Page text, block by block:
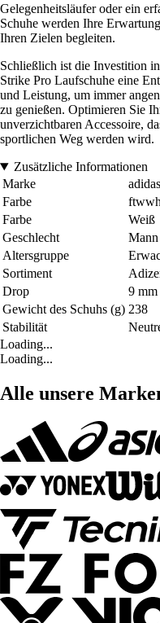
Gelegenheitsläufer oder ein
Schuhe werden Ihre
Ihren Zielen begleiten.
Schließlich ist die Investition
Strike Pro Laufschuhe eine
und Leistung, um immer
zu genießen. Optimieren Sie
unverzichtbaren Accessoire,
sportlichen Weg werden wird.
Zusätzliche Informationen
Marke
adidas
Farbe
Farbe
Weiß
Geschlecht
Mann
Altersgruppe
Sortiment
Drop
9 mm
Gewicht des Schuhs (g) 238
Stabilität
Loading...
Loading...
Alle unsere